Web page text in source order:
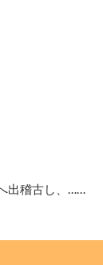
出稽古し、……